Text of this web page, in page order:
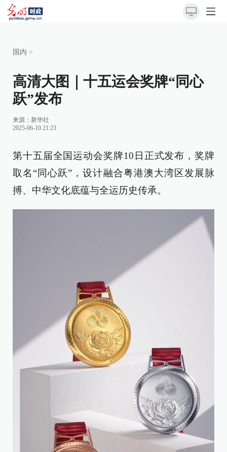
国内 >
高清大图｜十五运会奖牌“同心
跃”发布
来源： 新华社
2025-06-10 21:23
第十五届全国运动会奖牌10日正式发布，奖牌
取名“同心跃”，设计融合粤港澳大湾区发展脉
搏、中华文化底蕴与全运历史传承。